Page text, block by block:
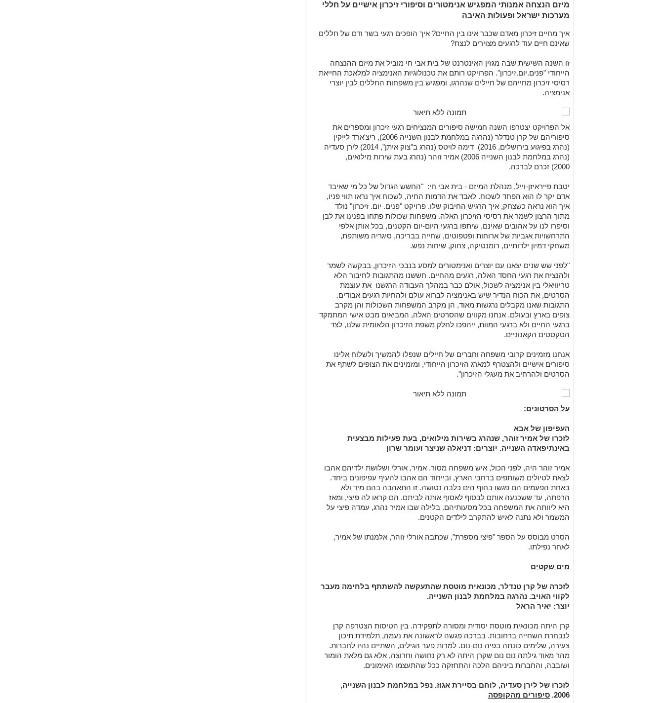
מיזם הנצחה אמנותי המפגיש אנימטורים וסיפורי זיכרון אישיים על חללי
מערכות ישראל ופעולות האיבה
איך מחיים זיכרון מאדם שכבר אינו בין החיים? איך הופכים רגעי בשר ודם של חללים
שאינם חיים עוד לרגעים מצוירים לנצח?
זו השנה השישית שבה מגזין האינטרנט של בית אבי חי מוביל את מיזם ההנצחה
הייחודי "פנים.יום.זיכרון". הפרויקט רותם את טכנולוגיות האנימציה למלאכת החייאת
רסיסי זיכרון מחייהם של חיילים שנהרגו, ומפגיש בין משפחות החללים לבין יוצרי
אנימציה.
אל הפרויקט יצטרפו השנה חמישה סיפורים המנציחים רגעי זיכרון ומספרים את
סיפוריהם של קרן טנדלר (נהרגה במלחמת לבנון השנייה 2006), ריצ'ארד לייקין
(נהרג בפיגוע בירושלים, 2016) דימה לויטס (נהרג ב"צוק איתן", 2014) לירן סעדיה
(נהרג במלחמת לבנון השנייה 2006) אמיר זוהר (נהרג בעת שירות מילואים,
2000) זכרם לברכה.
יטבת פייראיזן-וייל, מנהלת המיזם - בית אבי חי: "החשש הגדול של כל מי שאיבד
אדם יקר לו הוא הפחד לשכוח. לאבד את הדמות החיה, לשכוח איך נראו תווי פניו,
איך הוא נראה כשצחק, איך הרגיש החיבוק שלו. פרויקט "פנים. יום. זיכרון" נולד
מתוך הרצון לשמר את רסיסי הזיכרון האלה. משפחות שכולות פתחו בפנינו את לבן
וסיפרו לנו על אהובים שאינם, שיתפו ברגעי היום-יום הקטנים, בכל אותן אלפי
התרחשויות אגביות של ארוחות ופטפוטים, שחייה בבריכה, סיגריה משותפת,
משחקי דמיון ילדותיים, רומנטיקה, צחוק, שיחות נפש.
"לפני שש שנים יצאנו עם יוצרים ואנימטורים למסע בנבכי הזיכרון, בבקשה לשמר
ולהנציח את רגעי החסד האלה, רגעים מהחיים. חששנו מהתגובות לחיבור הלא
טריוויאלי בין אנימציה לשכול, אולם כבר במהלך העבודה הרגשנו את עוצמת
הסרטים, את הכוח הנדיר שיש באנימציה לברוא עולם ולהחיות רגעים אבודים.
התגובות שאנו מקבלים נרגשות מאוד, הן מקרב המשפחות השכולות והן מקרב
צופים בארץ ובעולם. אנחנו מקווים שהסרטים האלה, המביאים מבט אישי המתמקד
ברגעי החיים ולא ברגעי המוות, ייהפכו לחלק משפת הזיכרון הלאומית שלנו, לצד
הטקסטים הקאנוניים.
אנחנו מזמינים קרובי משפחה וחברים של חיילים שנפלו להמשיך ולשלוח אלינו
סיפורים אישיים ולהצטרף למארג הזיכרון הייחודי, ומזמינים את הצופים לשתף את
הסרטים ולהרחיב את מעגלי הזיכרון".
על הסרטונים:
העפיפון של אבא
לזכרו של אמיר זוהר, שנהרג בשירות מילואים, בעת פעילות מבצעית
באינתיפאדה השנייה. יוצרים: דניאלה שניצר ועומר שרון
אמיר זוהר היה, לפני הכול, איש משפחה מסור. אמיר, אורלי ושלושת ילדיהם אהבו
לצאת לטיולים משותפים ברחבי הארץ, ובייחוד הם אהבו להעיף עפיפונים ביחד.
באחת הפעמים הם פגשו בחוף הים כלבה נטושה. זו התאהבה בהם מיד ולא
הרפתה, עד ששכנעה אותם לבסוף לאסוף אותה לביתם. הם קראו לה פיצי, ומאז
היא ליוותה את המשפחה בכל מסעותיהם. בלילה שבו אמיר נהרג, עמדה פיצי על
המשמר ולא נתנה לאיש להתקרב לילדים הקטנים.
הסרט מבוסס על הספר "פיצי מספרת", שכתבה אורלי זוהר, אלמנתו של אמיר,
לאחר נפילתו.
מים שקטים
לזכרה של קרן טנדלר, מכונאית מוטסת שהתעקשה להשתתף בלחימה מעבר
לקווי האויב. נהרגה במלחמת לבנון השנייה.
יוצר: יאיר הראל
קרן היתה מכונאית מוטסת יסודית ומסורה לתפקידה. בין הטיסות הצטרפה קרן
לנבחרת השחייה ברחובות. בברכה פגשה לראשונה את נעמה, תלמידת תיכון
צעירה, שלימים כונתה בפיה נום-נום. למרות פער הגילים, השתיים נהיו לחברות.
מהר מאוד גילתה נום נום שקרן היתה לא רק נחושה וחרוצה, אלא גם מלאת הומור
ושובבה, והחברות ביניהם הלכה והתחזקה ככל שהתעצמו האימונים.
לזכרו של לירן סעדיה, לוחם בסיירת אגוז. נפל במלחמת לבנון השנייה,
2006. סיפורים מהקופסה